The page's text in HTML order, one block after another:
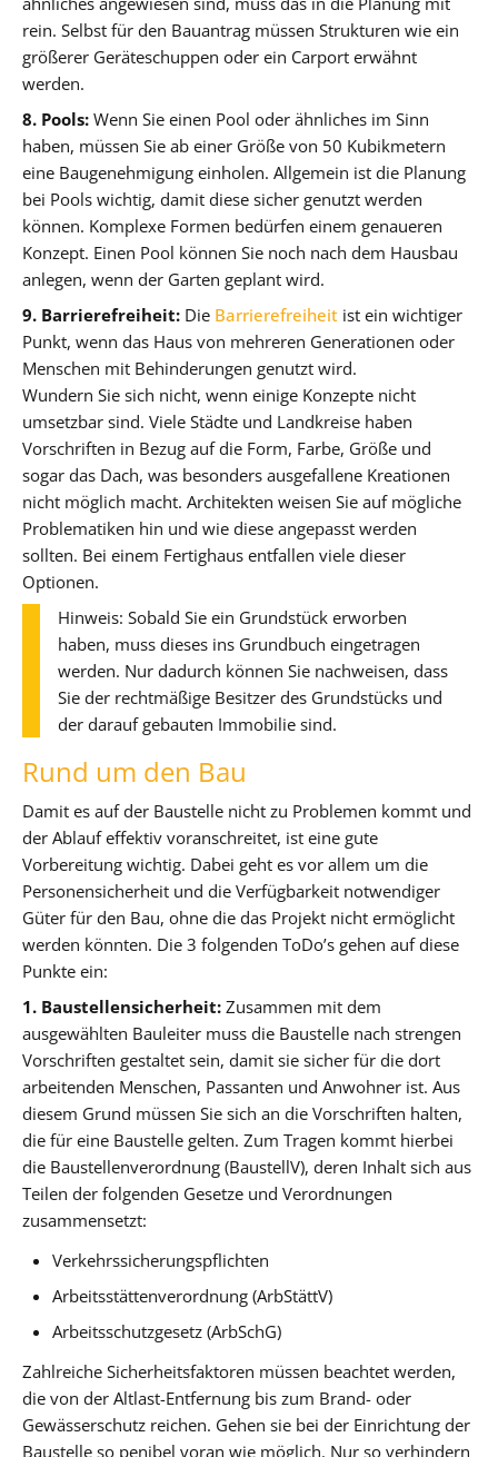
rein. Selbst für den Bauantrag müssen Strukturen wie ein
größerer Geräteschuppen oder ein Carport erwähnt
werden.
8. Pools: Wenn Sie einen Pool oder ähnliches im Sinn
haben, müssen Sie ab einer Größe von 50 Kubikmetern
eine Baugenehmigung einholen. Allgemein ist die Planung
bei Pools wichtig, damit diese sicher genutzt werden
können. Komplexe Formen bedürfen einem genaueren
Konzept. Einen Pool können Sie noch nach dem Hausbau
anlegen, wenn der Garten geplant wird.
9. Barrierefreiheit: Die Barrierefreiheit ist ein wichtiger
Punkt, wenn das Haus von mehreren Generationen oder
Menschen mit Behinderungen genutzt wird.
Wundern Sie sich nicht, wenn einige Konzepte nicht
umsetzbar sind. Viele Städte und Landkreise haben
Vorschriften in Bezug auf die Form, Farbe, Größe und
sogar das Dach, was besonders ausgefallene Kreationen
nicht möglich macht. Architekten weisen Sie auf mögliche
Problematiken hin und wie diese angepasst werden
sollten. Bei einem Fertighaus entfallen viele dieser
Optionen.
Hinweis: Sobald Sie ein Grundstück erworben
haben, muss dieses ins Grundbuch eingetragen
werden. Nur dadurch können Sie nachweisen, dass
Sie der rechtmäßige Besitzer des Grundstücks und
der darauf gebauten Immobilie sind.
Rund um den Bau
Damit es auf der Baustelle nicht zu Problemen kommt und
der Ablauf effektiv voranschreitet, ist eine gute
Vorbereitung wichtig. Dabei geht es vor allem um die
Personensicherheit und die Verfügbarkeit notwendiger
Güter für den Bau, ohne die das Projekt nicht ermöglicht
werden könnten. Die 3 folgenden ToDo’s gehen auf diese
Punkte ein:
1. Baustellensicherheit: Zusammen mit dem
ausgewählten Bauleiter muss die Baustelle nach strengen
Vorschriften gestaltet sein, damit sie sicher für die dort
arbeitenden Menschen, Passanten und Anwohner ist. Aus
diesem Grund müssen Sie sich an die Vorschriften halten,
die für eine Baustelle gelten. Zum Tragen kommt hierbei
die Baustellenverordnung (BaustellV), deren Inhalt sich aus
Teilen der folgenden Gesetze und Verordnungen
zusammensetzt:
Verkehrssicherungspflichten
Arbeitsstättenverordnung (ArbStättV)
Arbeitsschutzgesetz (ArbSchG)
Zahlreiche Sicherheitsfaktoren müssen beachtet werden,
die von der Altlast-Entfernung bis zum Brand- oder
Gewässerschutz reichen. Gehen sie bei der Einrichtung der
Baustelle so penibel voran wie möglich. Nur so verhindern